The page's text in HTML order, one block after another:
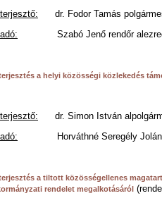
dr. Fodor Tamás
Szabó Jenő rendőr
a helyi közösségi közlekedés
dr. Simon István
Horváthné Seregély Jolán
a tiltott közösségellenes
rendelet megalkotásáról